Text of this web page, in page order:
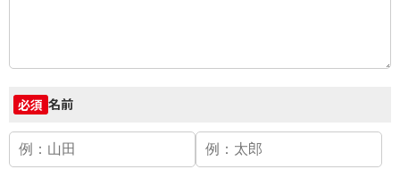
必須 名前